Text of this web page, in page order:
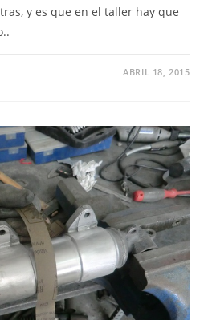
y es que en el taller hay que
ABRIL 18, 2015